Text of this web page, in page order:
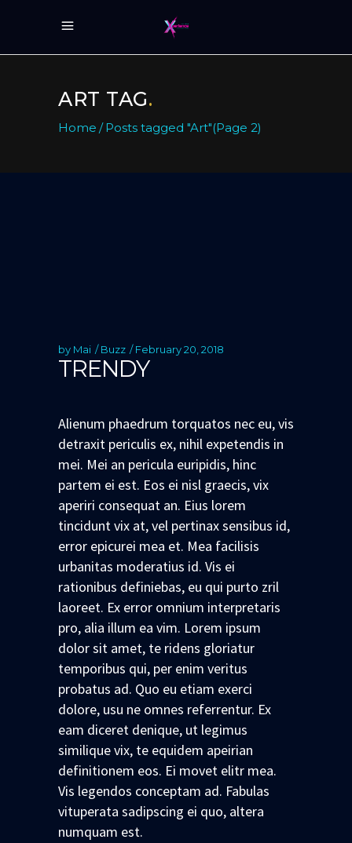
ART TAG.
Home / Posts tagged "Art"(Page 2)
by Mai Buzz February 20, 2018
TRENDY
Alienum phaedrum torquatos nec eu, vis
detraxit periculis ex, nihil expetendis in
mei. Mei an pericula euripidis, hinc
partem ei est. Eos ei nisl graecis, vix
aperiri consequat an. Eius lorem
tincidunt vix at, vel pertinax sensibus id,
error epicurei mea et. Mea facilisis
urbanitas moderatius id. Vis ei
rationibus definiebas, eu qui purto zril
laoreet. Ex error omnium interpretaris
pro, alia illum ea vim. Lorem ipsum
dolor sit amet, te ridens gloriatur
temporibus qui, per enim veritus
probatus ad. Quo eu etiam exerci
dolore, usu ne omnes referrentur. Ex
eam diceret denique, ut legimus
similique vix, te equidem apeirian
definitionem eos. Ei movet elitr mea.
Vis legendos conceptam ad. Fabulas
vituperata sadipscing ei quo, altera
numquam est.